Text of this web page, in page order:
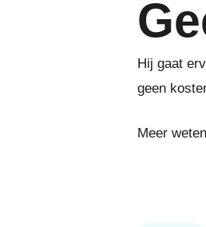
Hij gaat
geen
Meer